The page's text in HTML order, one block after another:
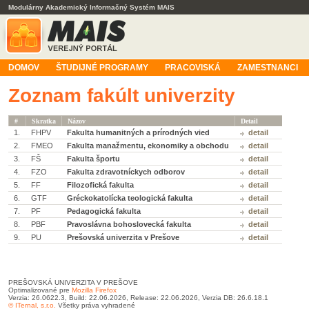
Modulárny Akademický Informačný Systém MAIS
DOMOV ŠTUDIJNÉ PROGRAMY PRACOVISKÁ ZAMESTNANCI
Zoznam fakúlt univerzity
# Skratka Názov Detail
1. FHPV Fakulta humanitných a prírodných vied
detail
2.
FMEO Fakulta manažmentu, ekonomiky a obchodu
detail
3.
FŠ Fakulta športu
detail
4.
FZO Fakulta zdravotníckych odborov
detail
5.
FF Filozofická fakulta
detail
6.
GTF Gréckokatolícka teologická fakulta
detail
7.
PF Pedagogická fakulta
detail
8.
PBF Pravoslávna bohoslovecká fakulta
detail
9.
PU Prešovská univerzita v Prešove detail
PREŠOVSKÁ UNIVERZITA V PREŠOVE
Optimalizované pre Mozilla Firefox
Verzia: 26.0622.3, Build: 22.06.2026, Release: 22.06.2026, Verzia DB: 26.6.18.1
© ITernal, s.r.o. Všetky práva vyhradené